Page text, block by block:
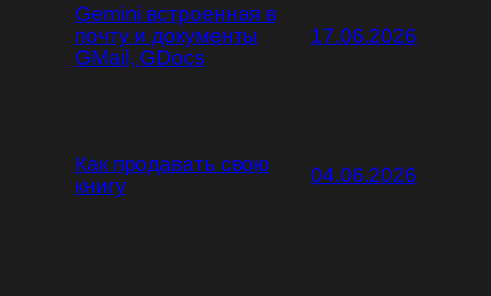
Gemini встроенная в
почту и документы
GMail, GDocs
17.06.2026
Как продавать свою
книгу
04.06.2026